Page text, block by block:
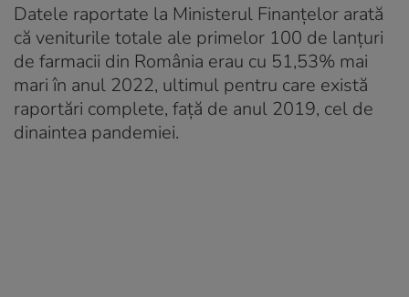
Datele raportate la Ministerul Finanțelor arată
că veniturile totale ale primelor 100 de lanțuri
de farmacii din România erau cu 51,53% mai
mari în anul 2022, ultimul pentru care există
raportări complete, față de anul 2019, cel de
dinaintea pandemiei.